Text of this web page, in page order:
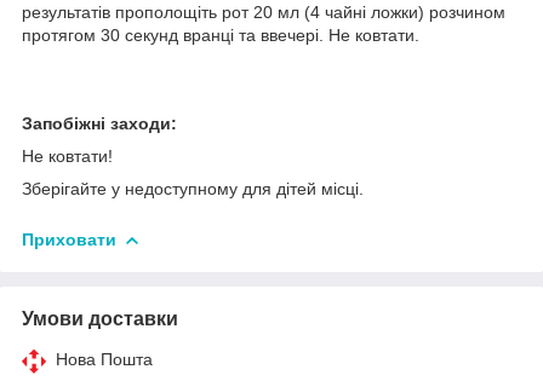
результатів прополощіть рот 20 мл (4 чайні ложки) розчином
протягом 30 секунд вранці та ввечері. Не ковтати.
Запобіжні заходи:
Не ковтати!
Зберігайте у недоступному для дітей місці.
Приховати
Умови доставки
Нова Пошта